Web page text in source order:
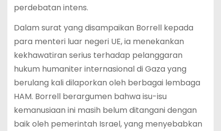
perdebatan intens.
Dalam surat yang disampaikan Borrell kepada
para menteri luar negeri UE, ia menekankan
kekhawatiran serius terhadap pelanggaran
hukum humaniter internasional di Gaza yang
berulang kali dilaporkan oleh berbagai lembaga
HAM. Borrell berargumen bahwa isu-isu
kemanusiaan ini masih belum ditangani dengan
baik oleh pemerintah Israel, yang menyebabkan